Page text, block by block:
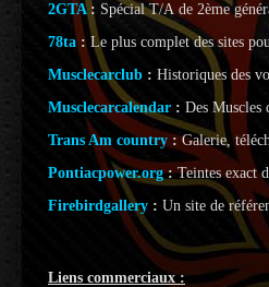
2GTA: Spécial T/A de 2ème
78ta: Le plus complet des sites
Musclecarclub : Historiques des
Musclecarcalendar : Des Muscles
Trans Am country :Galerie,
Pontiacpower.org:Teintes exact
Firebirdgallery : Un site de
Liens commerciaux :